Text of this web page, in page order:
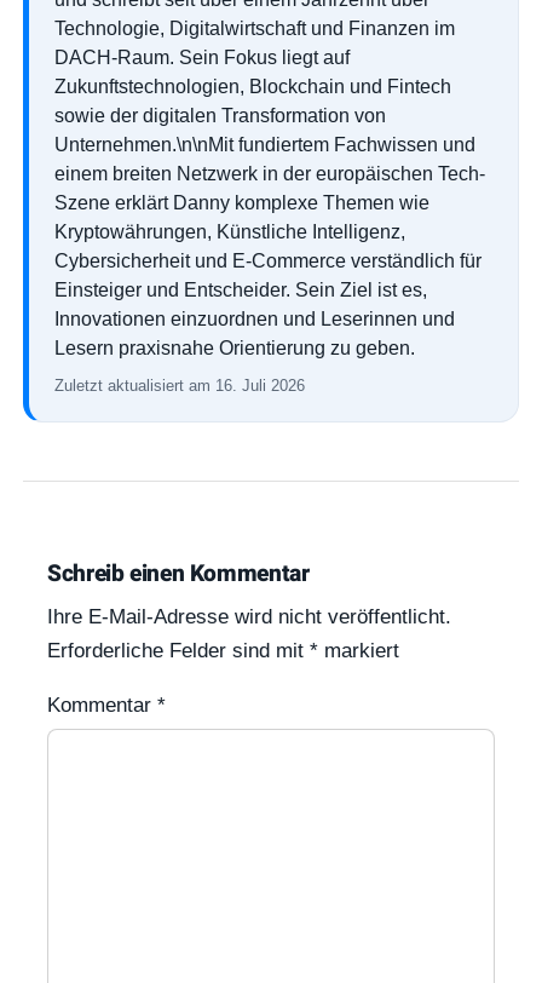
Technologie, Digitalwirtschaft und Finanzen im
DACH-Raum. Sein Fokus liegt auf
Zukunftstechnologien, Blockchain und Fintech
sowie der digitalen Transformation von
Unternehmen.\n\nMit fundiertem Fachwissen und
einem breiten Netzwerk in der europäischen Tech-
Szene erklärt Danny komplexe Themen wie
Kryptowährungen, Künstliche Intelligenz,
Cybersicherheit und E-Commerce verständlich für
Einsteiger und Entscheider. Sein Ziel ist es,
Innovationen einzuordnen und Leserinnen und
Lesern praxisnahe Orientierung zu geben.
Zuletzt aktualisiert am 16. Juli 2026
Schreib einen Kommentar
Ihre E-Mail-Adresse wird nicht veröffentlicht.
Erforderliche Felder sind mit* markiert
Kommentar*